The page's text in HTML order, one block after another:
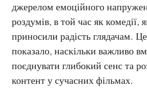
джерелом емоційного
роздумів, в той час як комедії,
приносили радість глядачам.
показало, наскільки важливо
поєднувати глибокий сенс та
контент у сучасних фільмах.